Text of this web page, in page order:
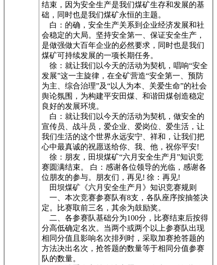
结束，因为安全生产是我们煤矿生存和发展的基
础，同时也是我们煤矿永恒的主题。
白：的确，安全生产关系到企业经济发展和社
会稳定的大局。坚持安全第一、保证安全生产，
是做强做大百年企业的必然要求，同时也是我们
煤矿可持续发展的一项长期任务。
徐：就让我们以今天的活动为契机，唱响“安全
发展”这一主旋律，在全矿营造“安全第一、预防
为主、综合治理”及“以人为本、关爱生命”的社会
舆论氛围，为构建平安田煤、和谐田煤创造稳定
良好的发展环境。
白：就让我们以今天的活动为契机，做安全的
宣传员、战斗员，爱企业、爱岗位、爱生活，让
我们生活的这个世界永远安宁、祥和，让我们把
心中最真诚的祝愿送给你、我、他，祝你平安!
徐：朋友，田坝煤矿“六月安全生产月”知识竞
赛圆满结束。 白：感谢各位领导的光临，感谢各
位朋友的参与。朋友们，再见! 徐：再见!
田坝煤矿《六月安全生产月》知识竞赛规则
一、本次竞赛参赛队有8支，各队座序按抽签决
定。比赛取前三名，其余为鼓励奖。
二、各参赛队基础分为100分，比赛结束后按得
分高低确定名次。当两个或两个以上参赛队出现
相同分值且影响名次排列时，采取加赛抢答题的
方法决出名次，抢答题的数量等于相同分值参赛
队的数量。